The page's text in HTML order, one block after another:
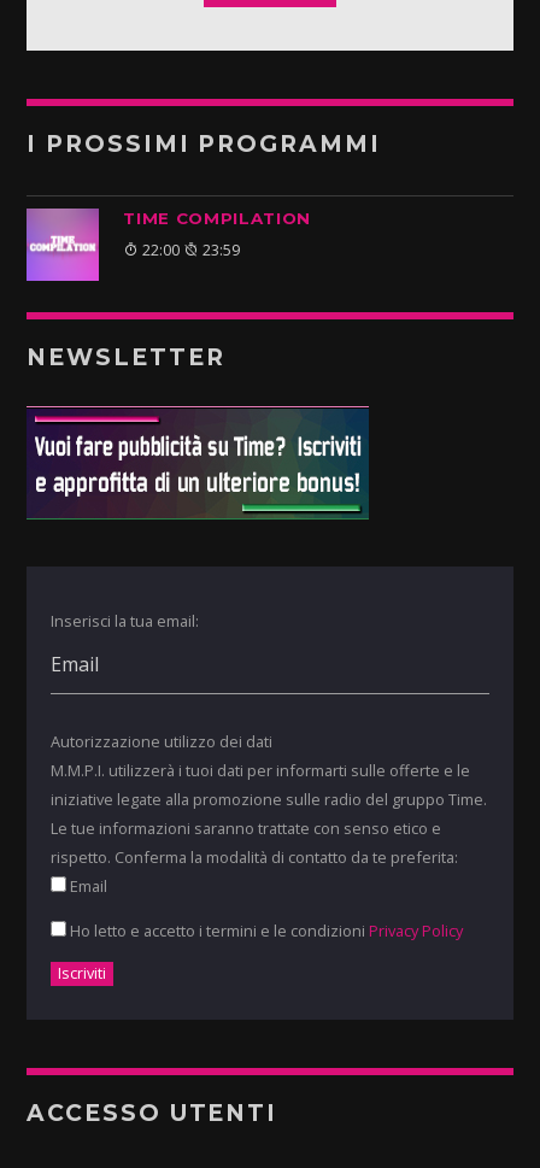
I PROSSIMI PROGRAMMI
TIME COMPILATION
22:00 23:59
NEWSLETTER
Inserisci la tua email:
Autorizzazione utilizzo dei dati
M.M.P.I. utilizzerà i tuoi dati per informarti sulle offerte e le
iniziative legate alla promozione sulle radio del gruppo Time.
Le tue informazioni saranno trattate con senso etico e
rispetto. Conferma la modalità di contatto da te preferita:
Email
Ho letto e accetto i termini e le condizioni Privacy Policy
ACCESSO UTENTI